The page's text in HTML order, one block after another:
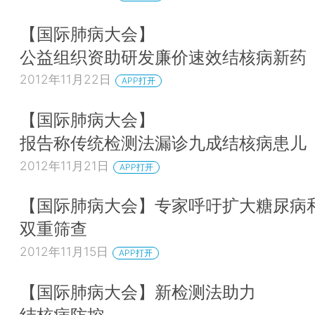
【国际肺病大会】
公益组织资助研发廉价速效结核病新药
2012年11月22日 APP打开
【国际肺病大会】
报告称传统检测法漏诊九成结核病患儿
2012年11月21日 APP打开
【国际肺病大会】专家呼吁扩大糖尿病
双重筛查
2012年11月15日 APP打开
【国际肺病大会】新检测法助力